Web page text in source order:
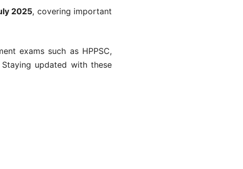
2025, covering important
exams such as HPPSC,
Staying updated with these